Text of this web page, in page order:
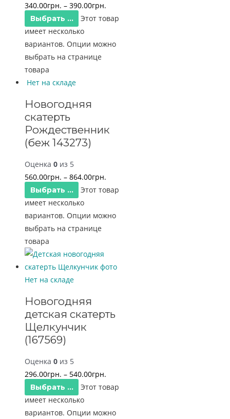
340.00грн. – 390.00грн.
Выбрать ...
Этот товар
имеет несколько
вариантов. Опции можно
выбрать на странице
товара
Нет на складе
Новогодняя
скатерть
Рождественник
(беж 143273)
Оценка 0 из 5
560.00грн. – 864.00грн.
Выбрать ...
Этот товар
имеет несколько
вариантов. Опции можно
выбрать на странице
товара
Нет на складе
Новогодняя
детская скатерть
Щелкунчик
(167569)
Оценка 0 из 5
296.00грн. – 540.00грн.
Выбрать ...
Этот товар
имеет несколько
вариантов. Опции можно